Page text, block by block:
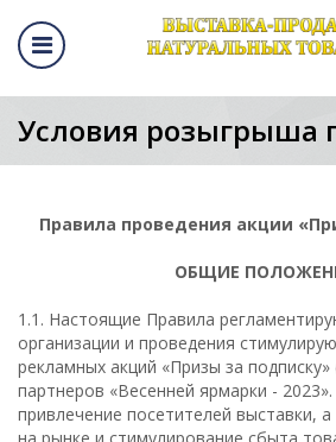
Условия розыгрыша
Правила проведения акции
ОБЩИЕ
1.1. Настоящие Правила
организации и проведения
рекламных акций «Призы за подписку»
партнеров «Весенней ярмарки -
привлечение посетителей выставки,